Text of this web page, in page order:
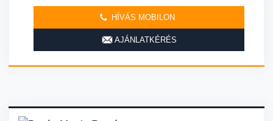
HÍVÁS MOBILON
AJÁNLATKÉRÉS